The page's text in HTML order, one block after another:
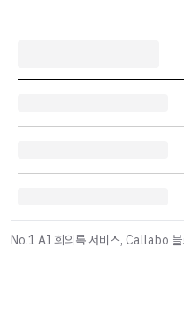
No.1 AI 회의록 서비스, Callabo 블